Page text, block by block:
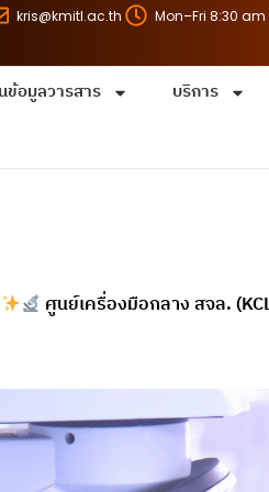
kris@kmitl.ac.th Mon–Fri 8:30
ข้อมูลวารสาร บริการ
ศูนย์เครื่องมือกลาง สจล.